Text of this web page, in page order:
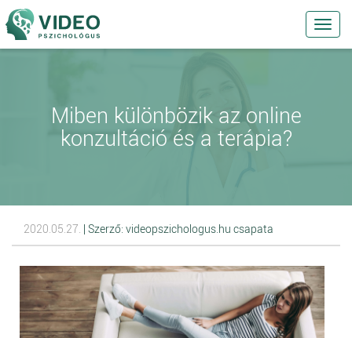
Miben különbözik az online
konzultáció és a terápia?
2020.05.27. | Szerző: videopszichologus.hu csapata